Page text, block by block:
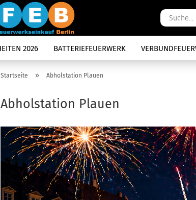
2026 BATTERIEFEUERWERK
Startseite » Abholstation Plauen
Abholstation Plauen